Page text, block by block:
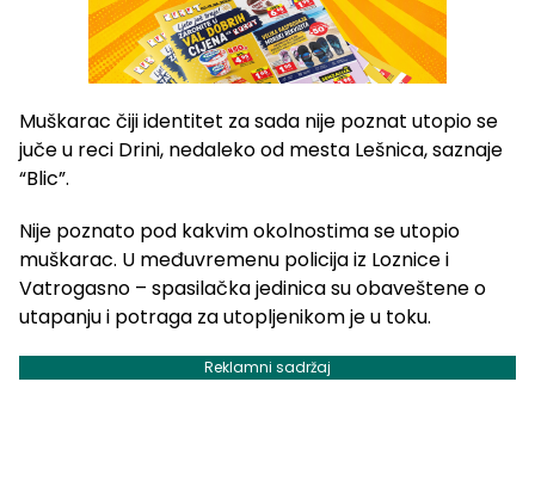
Muškarac čiji identitet za sada nije poznat utopio se
juče u reci Drini, nedaleko od mesta Lešnica, saznaje
“Blic”.
Nije poznato pod kakvim okolnostima se utopio
muškarac. U međuvremenu policija iz Loznice i
Vatrogasno – spasilačka jedinica su obaveštene o
utapanju i potraga za utopljenikom je u toku.
Reklamni sadržaj